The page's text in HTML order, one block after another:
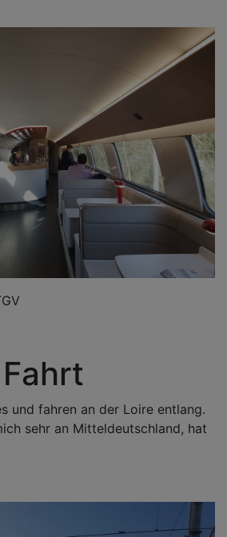
und fahren an der Loire entlang.
sehr an Mitteldeutschland, hat